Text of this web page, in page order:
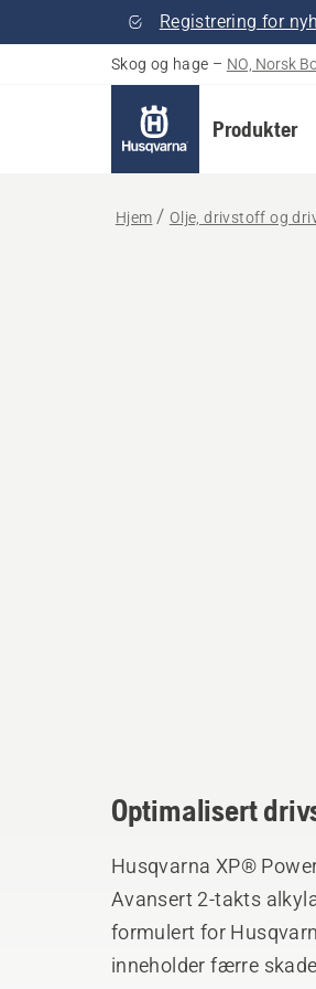
Registrering for
Skog og hage – NO, Norsk
Produkter
Hjem Olje, drivstoff og
Optimalisert
Husqvarna XP®
Avansert 2-takts
formulert for
inneholder færre